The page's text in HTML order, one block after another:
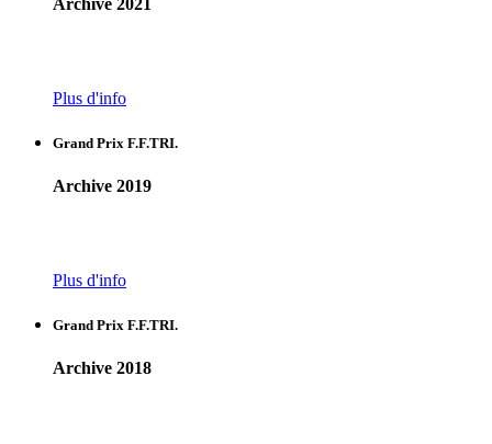
Plus d'info
Grand Prix F.F.TRI.
Archive 2019
Plus d'info
Grand Prix F.F.TRI.
Archive 2018